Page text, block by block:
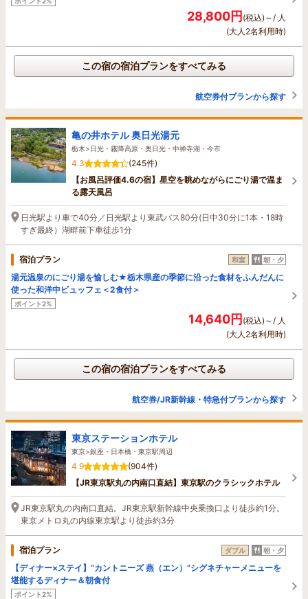
28,800円(税込)～/ 人
(大人2名利用時)
この宿の宿泊プランをすべてみる
航空券付プランから探す
亀の井ホテル 奥日光湯元
栃木>日光・霧降高原・奥日光・中禅寺湖・今市
4.3
(245件)
【お風呂評価4.6の宿】星空を眺めながらにごり湯で温ま
る露天風呂
日光駅より車で40分／日光駅より東武バス80分(日中30分に1本・18時
すぎ最終）湖畔前下車徒歩1分
宿泊プラン 和室 朝・夕
湯元温泉のにごり湯を愉しむ★栃木県産の季節に沿った食材をふんだんに
使った和洋中ビュッフェ＜2食付＞
ポイント2%
14,640円(税込)～/ 人
(大人2名利用時)
この宿の宿泊プランをすべてみる
航空券/JR新幹線・特急付プランから探す
東京ステーションホテル
東京>銀座・日本橋・東京駅周辺
4.9
(904件)
【JR東京駅丸の内南口直結】東京駅のクラシックホテル
JR東京駅丸の内南口直結。JR東京駅新幹線中央乗換口より徒歩約1分。
東京メトロ丸の内線東京駅より徒歩約3分
宿泊プラン ダブル 朝・夕
【ディナー×ステイ】“カントニーズ 燕（エン）”シグネチャーメニューを
堪能するディナー＆朝食付
ポイント2%